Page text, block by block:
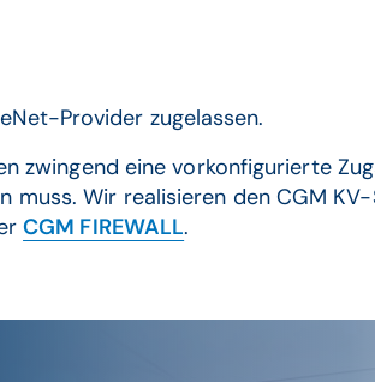
Provider zugelassen.
zwingend eine vorkonfigurierte
muss. Wir realisieren den CGM
CGM FIREWALL.